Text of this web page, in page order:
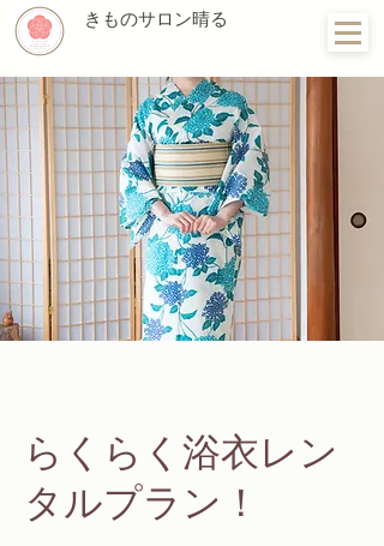
きものサロン晴る
らくらく浴衣レン
タルプラン！